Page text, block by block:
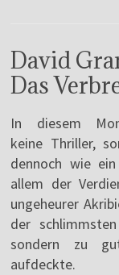
David
Das
In diesem
keine Thriller,
dennoch wie
allem der
ungeheurer
der
sondern zu
aufdeckte.